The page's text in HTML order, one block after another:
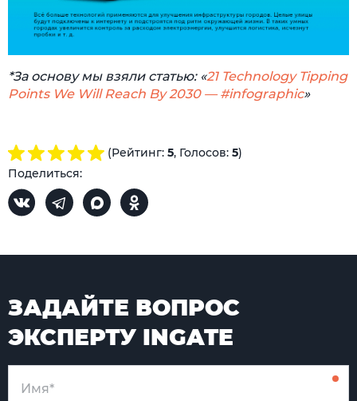
*За основу мы взяли статью: «21 Technology Tipping
Points We Will Reach By 2030 — #infographic»
(Рейтинг: 5, Голосов: 5)
Поделиться:
ЗАДАЙТЕ ВОПРОС
ЭКСПЕРТУ INGATE